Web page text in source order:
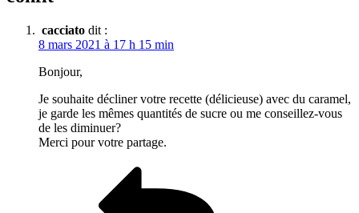
cacciato dit :
8 mars 2021 à 17 h 15 min
Bonjour,
Je souhaite décliner votre recette (délicieuse) avec du caramel,
je garde les mêmes quantités de sucre ou me conseillez-vous
de les diminuer?
Merci pour votre partage.